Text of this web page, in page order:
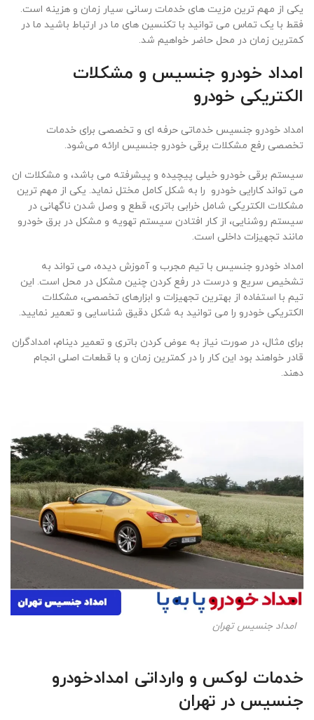
یکی از مهم ترین مزیت های خدمات رسانی سیار زمان و هزینه است.
فقط با یک تماس می توانید با تکنسین های ما در ارتباط باشید ما در
کمترین زمان در محل حاضر خواهیم شد.
امداد خودرو جنسیس و مشکلات
الکتریکی خودرو
امداد خودرو جنسیس خدماتی حرفه ای و تخصصی برای خدمات
تخصصی رفع مشکلات برقی خودرو جنسیس ارائه می‌شود.
سیستم برقی خودرو خیلی پیچیده و پیشرفته می باشد، و مشکلات ان
می تواند کارایی خودرو را به شکل کامل مختل نماید. یکی از مهم ترین
مشکلات الکتریکی شامل خرابی باتری، قطع و وصل شدن ناگهانی در
سیستم روشنایی، از کار افتادن سیستم تهویه و مشکل در برق خودرو
مانند تجهیزات داخلی است.
امداد خودرو جنسیس با تیم مجرب و آموزش دیده، می تواند به
تشخیص سریع و درست در رفع کردن چنین مشکل در محل است. این
تیم با استفاده از بهترین تجهیزات و ابزارهای تخصصی، مشکلات
الکتریکی خودرو را می توانید به شکل دقیق شناسایی و تعمیر نمایید.
برای مثال، در صورت نیاز به عوض کردن باتری و تعمیر دینام، امدادگران
قادر خواهند بود این کار را در کمترین زمان و با قطعات اصلی انجام
دهند.
امداد جنسیس تهران
خدمات لوکس و وارداتی امدادخودرو
جنسیس در تهران